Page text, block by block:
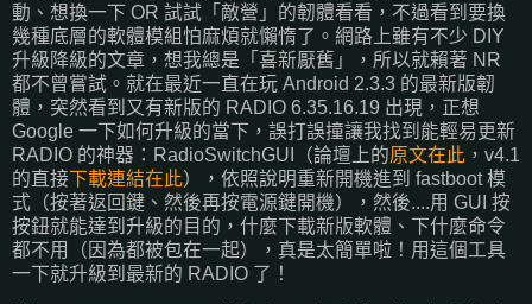
動、想換一下 OR 試試「敵營」的韌體看看，不過看到要換
幾種底層的軟體模組怕麻煩就懶惰了。網路上雖有不少 DIY
升級降級的文章，想我總是「喜新厭舊」，所以就賴著 NR
都不曾嘗試。就在最近一直在玩 Android 2.3.3 的最新版韌
體，突然看到又有新版的 RADIO 6.35.16.19 出現，正想
Google 一下如何升級的當下，誤打誤撞讓我找到能輕易更新
RADIO 的神器：RadioSwitchGUI（論壇上的原文在此 ，v4.1
的直接下載連結在此），依照說明重新開機進到 fastboot 模
式（按著返回鍵、然後再按電源鍵開機），然後....用 GUI 按
按鈕就能達到升級的目的，什麼下載新版軟體、下什麼命令
都不用（因為都被包在一起），真是太簡單啦！用這個工具
一下就升級到最新的 RADIO 了！